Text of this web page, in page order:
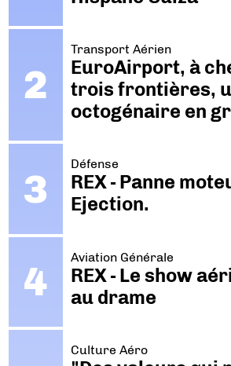
Transport Aérien
EuroAirport, à
trois frontières,
octogénaire en
Défense
REX - Panne
Ejection.
Aviation Générale
REX - Le show
au drame
Culture Aéro